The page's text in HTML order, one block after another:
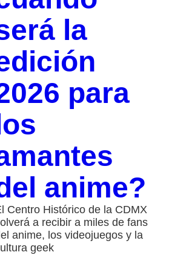
la
para
los
anime?
Centro Histórico de la CDMX
a recibir a miles de fans
anime, los videojuegos y la
geek